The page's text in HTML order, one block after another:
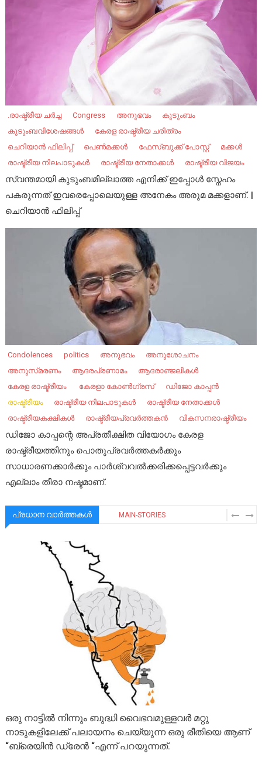
.രാഷ്ട്രീയ ചർച്ച Congress അനുഭവം
കുടുംബം
കുടുംബവിശേഷങ്ങൾ
കേരള രാഷ്ട്രീയ ചരിത്രം
ചെറിയാൻ ഫിലിപ്പ്
പെണ്‍മക്കൾ ഫേസ്ബുക്ക് പോസ്റ്റ്
മക്കൾ
രാഷ്ട്രീയ നിലപാടുകൾ
രാഷ്ട്രീയ നേതാക്കൾ രാഷ്ട്രീയ വിജയം
സ്വന്തമായി കുടുംബമില്ലാത്ത എനിക്ക് ഇപ്പോൾ സ്നേഹം
പകരുന്നത് ഇവരെപ്പോലെയുള്ള അനേകം അരുമ മക്കളാണ്. |
ചെറിയാൻ ഫിലിപ്പ്
Condolences politics അനുഭവം
അനുശോചനം
അനുസ്‌മരണം
ആദരപ്രണാമം
ആദരാഞ്ജലികൾ
കേ​രള രാഷ്ട്രീയം ​
കേരളാ കോൺഗ്രസ്
ഡിജോ കാപ്പൻ
രാഷ്ട്രീയം
രാഷ്ട്രീയ നിലപാടുകൾ
രാഷ്ട്രീയ നേതാക്കൾ
രാഷ്ട്രീയകക്ഷികൾ
രാഷ്ട്രീയപ്രവർത്തകൻ വികസനരാഷ്ട്രീയം
ഡിജോ കാപ്പന്റെ അപ്രതീക്ഷിത വിയോഗം കേരള
രാഷ്ട്രീയത്തിനും പൊതുപ്രവര്‍ത്തകര്‍ക്കും
സാധാരണക്കാര്‍ക്കും പാര്‍ശ്വവല്‍ക്കരിക്കപ്പെട്ടവര്‍ക്കും
എല്ലാം തീരാ നഷ്ടമാണ്.
പ്രധാന വാർത്തകൾ MAIN-STORIES
ഒരു നാട്ടിൽ നിന്നും ബുദ്ധി വൈഭവമുള്ളവർ മറ്റു
നാടുകളിലേക്ക് പലായനം ചെയ്യുന്ന ഒരു രീതിയെ ആണ്
“ബ്രെയിൻ ഡ്രേൻ “എന്ന് പറയുന്നത്.